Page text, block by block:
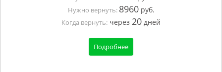
Нужно вернуть: 8960руб.
Когда вернуть: через 20 дней
Подробнее